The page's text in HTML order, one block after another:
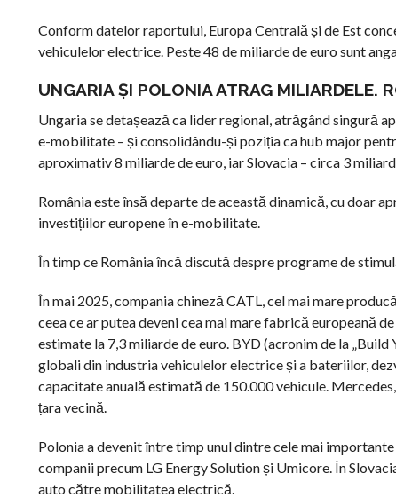
Conform datelor raportului, Europa Centrală și de Est
vehiculelor electrice. Peste 48 de miliarde de euro sunt
UNGARIA ȘI POLONIA ATRAG MILIARDELE.
Ungaria se detașează ca lider regional, atrăgând singură
e-mobilitate – și consolidându-și poziția ca hub major
aproximativ 8 miliarde de euro, iar Slovacia – circa 3
România este însă departe de această dinamică, cu doar
investițiilor europene în e-mobilitate.
În timp ce România încă discută despre programe de
În mai 2025, compania chineză CATL, cel mai mare
ceea ce ar putea deveni cea mai mare fabrică europeană
estimate la 7,3 miliarde de euro. BYD (acronim de la
globali din industria vehiculelor electrice și a bateriilor,
capacitate anuală estimată de 150.000 vehicule.
țara vecină.
Polonia a devenit între timp unul dintre cele mai
companii precum LG Energy Solution și Umicore. În
auto către mobilitatea electrică.